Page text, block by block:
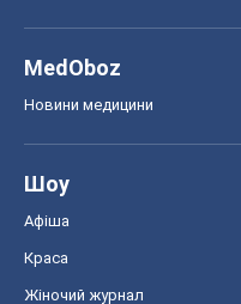
MedOboz
Новини медицини
Шоу
Афіша
Краса
Жіночий журнал